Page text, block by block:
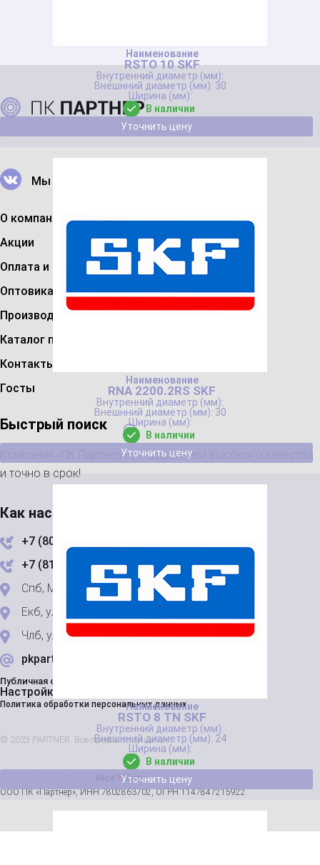
RSTO 10 SKF
30
В наличии
Уточнить цену
RNA 2200.2RS SKF
30
В наличии
Уточнить цену
RSTO 8 TN SKF
24
В наличии
Уточнить цену
Мы в Вконтакте
О компании
Акции
Оплата и доставка
Оптовикам
Производители
Каталог подшипников
Контакты
Госты
Быстрый поиск
Компания «ПК Партнер» – подшипники высокого качества
и точно в срок!
Как нас найти
+7 (800) 444-24-67
+7 (812) 223-49-23
Спб, Мгинская ул., д. 7, литер А, пом 1-Н
Екб, ул. Зоологическая 9В
Члб, ул. Строительная 11
pkpartnershop@gmail.com
Публичная оферта
Настройки cookie
Политика обработки персональных данных
© 2023 PARTNER. Все права защищены
N’Easy
ООО ПК «Партнер», ИНН 7802863702, ОГРН 1147847215922